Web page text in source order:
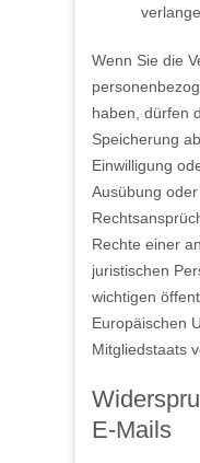
Wenn Sie die
haben, dürfen
Speicherung
Einwilligung
Ausübung
Rechte einer
juristischen
wichtigen
Europäischen
Mitgliedstaats
E-Mails